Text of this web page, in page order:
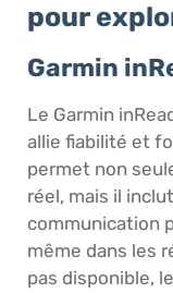
pour
Garmin
Le Garmin
allie fiabilité et
permet non
réel, mais il
communication
même dans les
pas disponible,